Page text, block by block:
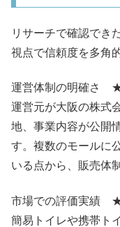
リサーチで確認でき
視点で信頼度を多角
運営体制の明確さ
運営元が大阪の株式
地、事業内容が公開
す。複数のモールに
いる点から、販売体
市場での評価実績
簡易トイレや携帯ト